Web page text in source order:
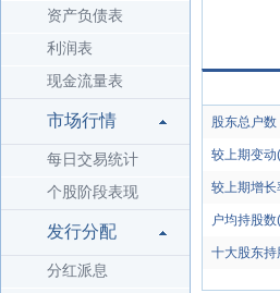
资产负债表
利润表
现金流量表
市场行情
每日交易统计
个股阶段表现
发行分配
分红派息
股东总户数
较上期变动
较上期增长
户均持股
十大股东